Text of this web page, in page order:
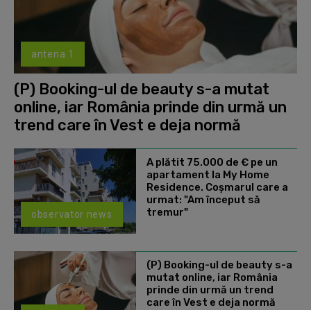
antena 1
(P) Booking-ul de beauty s-a mutat
online, iar România prinde din urmă un
trend care în Vest e deja normă
observator news
A plătit 75.000 de € pe un
apartament la My Home
Residence. Coşmarul care a
urmat: "Am început să
tremur"
(P) Booking-ul de beauty s-a
mutat online, iar România
prinde din urmă un trend
care în Vest e deja normă